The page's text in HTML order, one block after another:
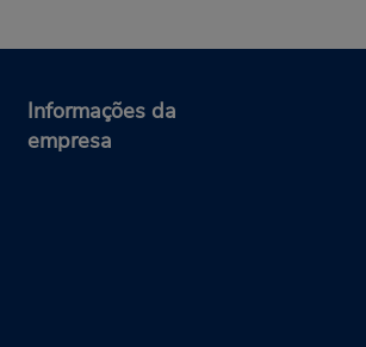
Informações da
empresa